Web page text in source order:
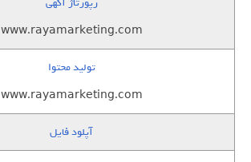
www.rayamarketing.com
تولید محتوا
www.rayamarketing.com
آپلود فایل